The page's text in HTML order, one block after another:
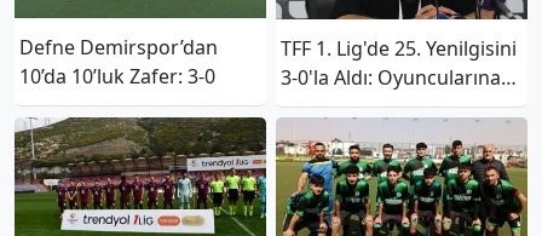
Defne Demirspor’dan
10’da 10’luk Zafer: 3-0
TFF 1. Lig'de 25. Yenilgisini
3-0'la Aldı: Oyuncularına
Teşekkür Etti